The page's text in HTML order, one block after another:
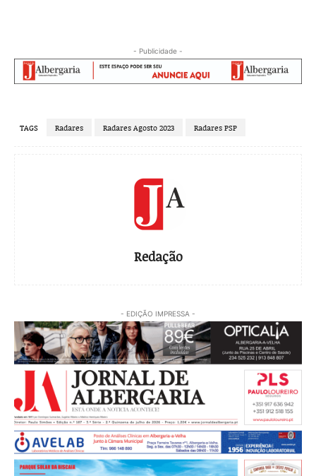
- Publicidade -
TAGS Radares Radares Agosto 2023 Radares PSP
Redação
- EDIÇÃO IMPRESSA -